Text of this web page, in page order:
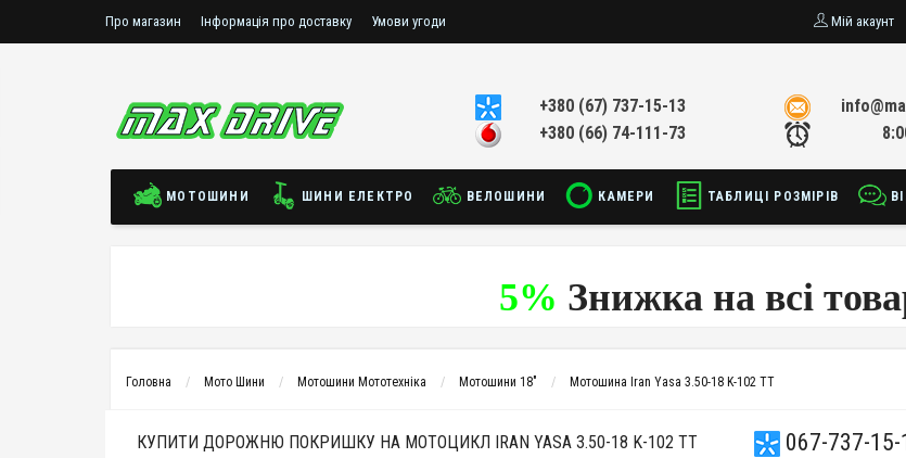
Про магазин Інформація про доставку Умови угоди Мій акаунт
+380 (67) 737-15-13
+380 (66) 74-111-73
МОТОШИНИ ШИНИ ЕЛЕКТРО ВЕЛОШИНИ КАМЕРИ ТАБЛИЦІ РОЗМІРІВ
5% Знижка на всі
Головна Мото Шини Мотошини Мототехніка Мотошини 18" Мотошина Iran Yasa 3.50-18 K-102 TT
КУПИТИ ДОРОЖНЮ ПОКРИШКУ НА МОТОЦИКЛ IRAN YASA 3.50-18 K-102 TT
067-737-15-